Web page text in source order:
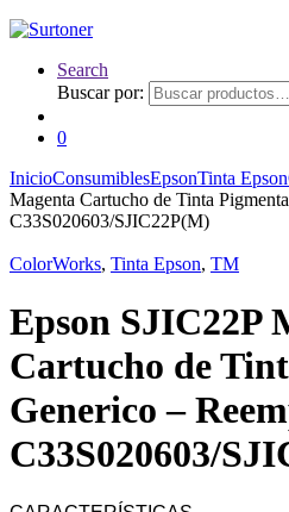
Search
Buscar por:
0
InicioConsumiblesEpsonTinta Epson
Magenta Cartucho de Tinta
C33S020603/SJIC22P(M)
ColorWorks, Tinta Epson, TM
Epson SJIC22P
Cartucho de
Generico –
C33S020603/